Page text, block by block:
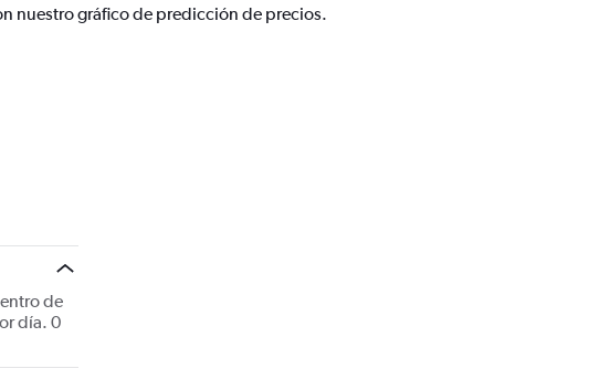
nuestro gráfico de predicción de precios.
de
día. 0